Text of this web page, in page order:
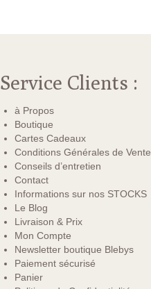
Service Clients :
à Propos
Boutique
Cartes Cadeaux
Conditions Générales de Vente
Conseils d’entretien
Contact
Informations sur nos STOCKS
Le Blog
Livraison & Prix
Mon Compte
Newsletter boutique Blebys
Paiement sécurisé
Panier